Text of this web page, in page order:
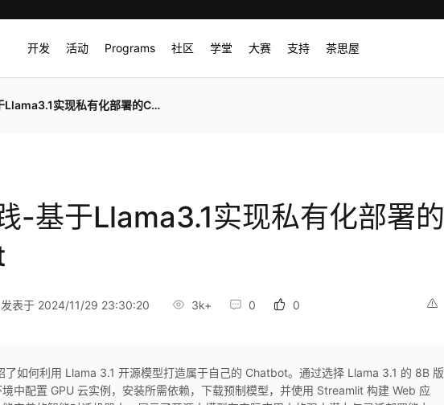
开发 活动 Programs 社区 学堂 大赛 支持 茶思屋
实现私有化部署的Chatbot
-基于Llama3.1实现私有化部署的
发表于 2024/11/29 23:30:20 3k+ 0 0
了如何利用 Llama 3.1 开源模型打造属于自己的 Chatbot。通过选择 Llama 3.1 的 8B 版
中配置 GPU 云实例，安装所需依赖，下载预制模型，并使用 Streamlit 构建 Web 应